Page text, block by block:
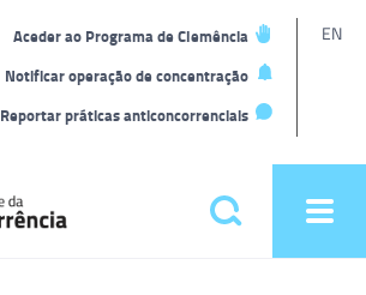
Aceder ao Programa de Clemência
Notificar operação de concentração
Reportar práticas anticoncorrenciais
EN
Pesquisar